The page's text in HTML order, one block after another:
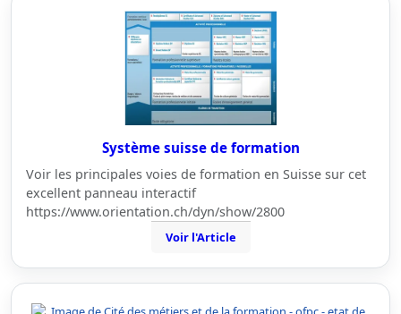
Système suisse de formation
Voir les principales voies de formation en Suisse sur cet
excellent panneau interactif
https://www.orientation.ch/dyn/show/2800
Voir l'Article